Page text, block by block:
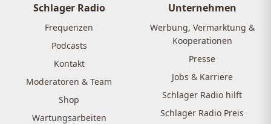
Schlager Radio
Frequenzen
Podcasts
Kontakt
Moderatoren & Team
Shop
Wartungsarbeiten
Unternehmen
Werbung, Vermarktung &
Kooperationen
Presse
Jobs & Karriere
Schlager Radio hilft
Schlager Radio Preis